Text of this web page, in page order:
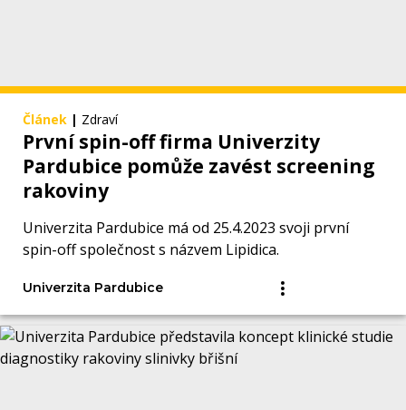
Článek | Zdraví
První spin-off firma Univerzity
Pardubice pomůže zavést screening
rakoviny
Univerzita Pardubice má od 25.4.2023 svoji první
spin-off společnost s názvem Lipidica.
Univerzita Pardubice